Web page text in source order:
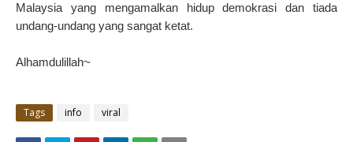
Malaysia yang mengamalkan hidup demokrasi dan tiada
undang-undang yang sangat ketat.
Alhamdulillah~
Tags info viral